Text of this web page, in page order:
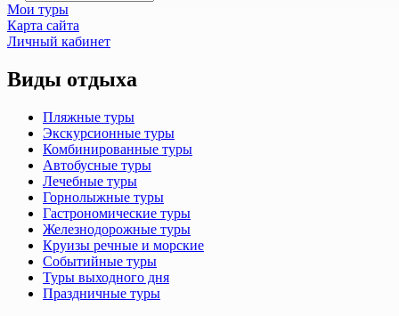
Мои туры
Карта сайта
Личный кабинет
Виды отдыха
Пляжные туры
Экскурсионные туры
Комбинированные туры
Автобусные туры
Лечебные туры
Горнолыжные туры
Гастрономические туры
Железнодорожные туры
Круизы речные и морские
Событийные туры
Туры выходного дня
Праздничные туры